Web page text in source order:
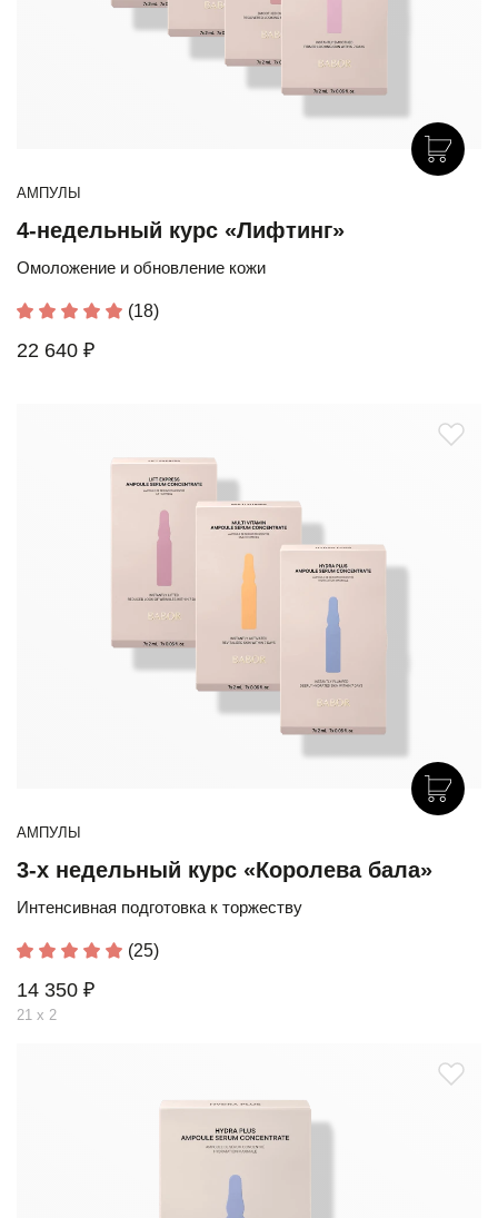
АМПУЛЫ
4-недельный курс «Лифтинг»
Омоложение и обновление кожи
(18)
22 640 ₽
АМПУЛЫ
3-х недельный курс «Королева бала»
Интенсивная подготовка к торжеству
(25)
14 350 ₽
21 х 2